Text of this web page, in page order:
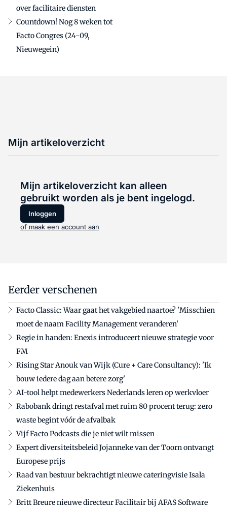
over facilitaire diensten
Countdown! Nog 8 weken tot
Facto Congres (24-09,
Nieuwegein)
Mijn artikeloverzicht
Mijn artikeloverzicht kan alleen
gebruikt worden als je bent ingelogd.
Inloggen
of maak een account aan
Eerder verschenen
Facto Classic: Waar gaat het vakgebied naartoe? 'Misschien
moet de naam Facility Management veranderen'
Regie in handen: Enexis introduceert nieuwe strategie voor
FM
Rising Star Anouk van Wijk (Cure + Care Consultancy): 'Ik
bouw iedere dag aan betere zorg'
AI-tool helpt medewerkers Nederlands leren op werkvloer
Rabobank dringt restafval met ruim 80 procent terug: zero
waste begint vóór de afvalbak
Vijf Facto Podcasts die je niet wilt missen
Expert diversiteitsbeleid Jojanneke van der Toorn ontvangt
Europese prijs
Raad van bestuur bekrachtigt nieuwe cateringvisie Isala
Ziekenhuis
Britt Breure nieuwe directeur Facilitair bij AFAS Software